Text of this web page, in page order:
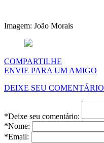
Imagem: João Morais
COMPARTILHE
ENVIE PARA UM AMIGO
DEIXE SEU COMENTÁRIO
*Deixe seu comentário:
*Nome:
*Email: